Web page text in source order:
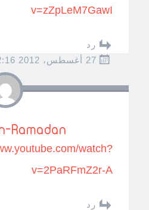
v=zZpLeM7GawI
رد
27 أغسطس، 2012 AT 12:16
Ramadan
watch?
v=2PaRFmZ2r-A
رد